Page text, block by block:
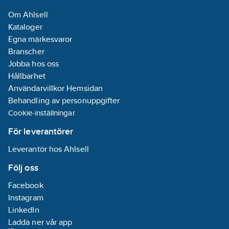
Om Ahlsell
Kataloger
Egna märkesvaror
Branscher
Jobba hos oss
Hållbarhet
Användarvillkor Hemsidan
Behandling av personuppgifter
Cookie-inställningar
För leverantörer
Leverantör hos Ahlsell
Följ oss
Facebook
Instagram
LinkedIn
Ladda ner vår app